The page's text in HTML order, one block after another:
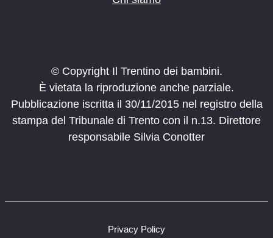
© Copyright Il Trentino dei bambini.
È vietata la riproduzione anche parziale.
Pubblicazione iscritta il 30/11/2015 nel registro della
stampa del Tribunale di Trento con il n.13. Direttore
responsabile Silvia Conotter
Privacy Policy